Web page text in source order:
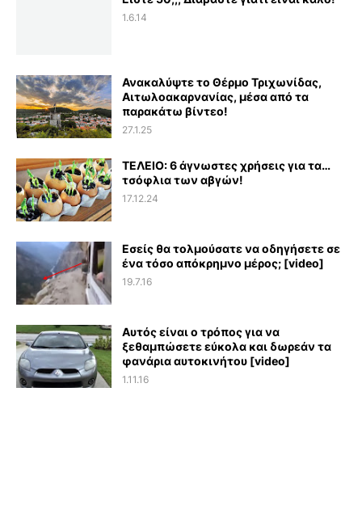
1.6.14
Ανακαλύψτε το Θέρμο Τριχωνίδας,
Αιτωλοακαρνανίας, μέσα από τα
παρακάτω βίντεο!
27.1.25
ΤΕΛΕΙΟ: 6 άγνωστες χρήσεις για τα…
τσόφλια των αβγών!
17.12.24
Εσείς θα τολμούσατε να οδηγήσετε σε
ένα τόσο απόκρημνο μέρος; [video]
19.7.16
Αυτός είναι ο τρόπος για να
ξεθαμπώσετε εύκολα και δωρεάν τα
φανάρια αυτοκινήτου [video]
1.11.16